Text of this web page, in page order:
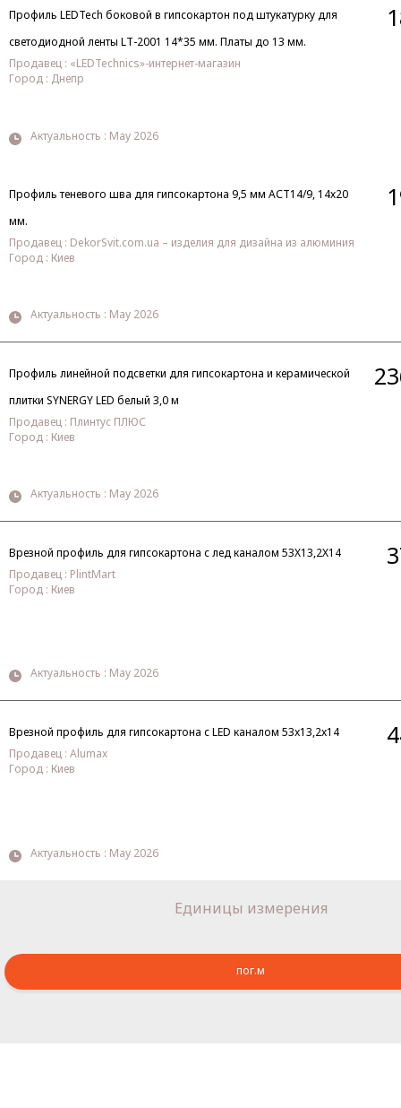
Профиль LEDTech боковой в гипсокартон под штукатурку для
светодиодной ленты LT-2001 14*35 мм. Платы до 13 мм.
Продавец : «LEDTechnics»-интернет-магазин
Город : Днепр
Актуальность : May 2026
Профиль теневого шва для гипсокартона 9,5 мм АСТ14/9, 14х20
мм.
Продавец : DekorSvit.com.ua – изделия для дизайна из алюминия
Город : Киев
Актуальность : May 2026
Профиль линейной подсветки для гипсокартона и керамической
плитки SYNERGY LED белый 3,0 м
Продавец : Плинтус ПЛЮС
Город : Киев
Актуальность : May 2026
Врезной профиль для гипсокартона с лед каналом 53X13,2X14
Продавец : PlintMart
Город : Киев
Актуальность : May 2026
Врезной профиль для гипсокартона с LED каналом 53x13,2x14
Продавец : Alumax
Город : Киев
Актуальность : May 2026
Единицы измерения
пог.м